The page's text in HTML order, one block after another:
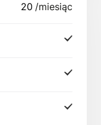
20 /miesiąc